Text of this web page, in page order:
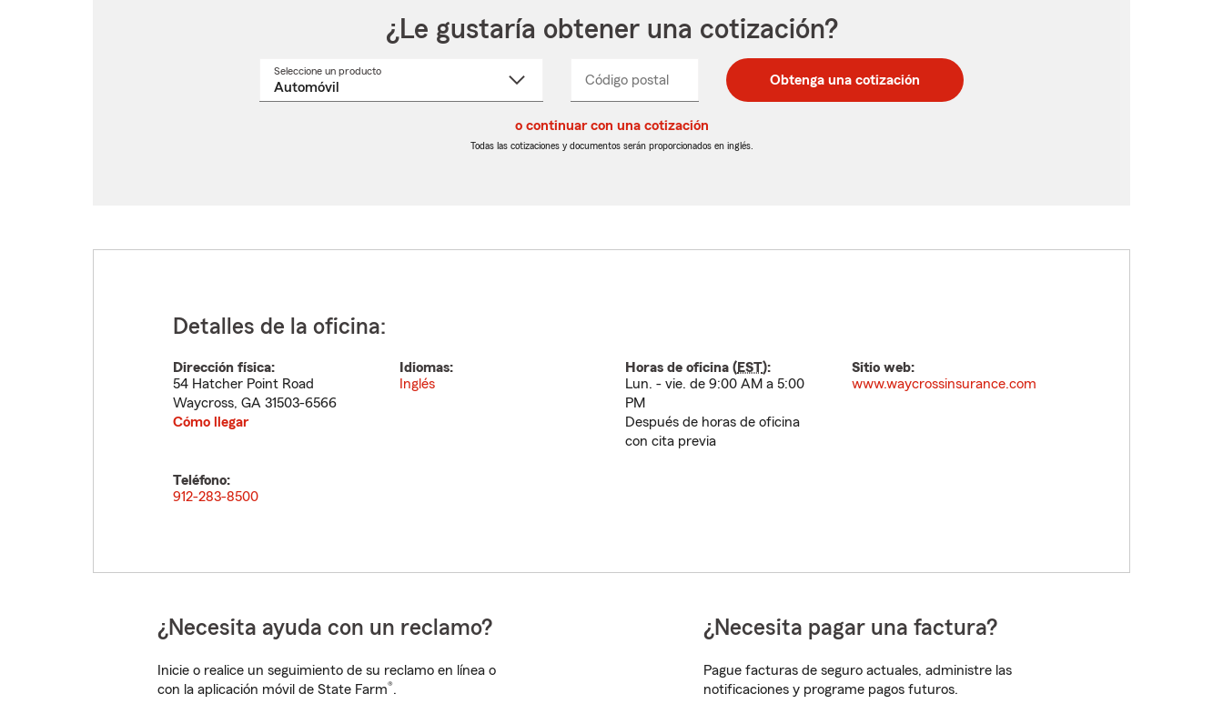
¿Le gustaría obtener una cotización?
Seleccione un productoSeleccione
Código postal
postal
de
postal
de
_____ Obtenga una cotización
o continuar con una cotización
Todas las cotizaciones y documentos serán proporcionados en inglés.
Detalles de la oficina:
Dirección física:
54 Hatcher Point Road
Waycross, GA 31503-6566
Cómo llegar
Idiomas:
Inglés
Horas de oficina (EST):
Lun. - vie. de 9:00 AM a 5:00
PM
Después de horas de oficina
con cita previa
Sitio web:
www.waycrossinsurance.com
Teléfono:
912-283-8500
¿Necesita ayuda con un reclamo?
Inicie o realice un seguimiento de su reclamo en línea o
con la aplicación móvil de State Farm®.
¿Necesita pagar una factura?
Pague facturas de seguro actuales, administre las
notificaciones y programe pagos futuros.